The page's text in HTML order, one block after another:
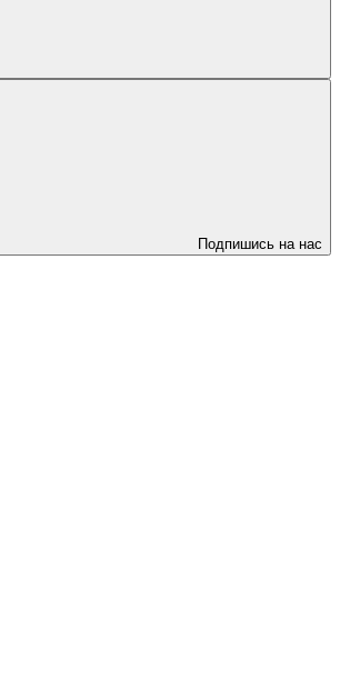
Подпишись на нас